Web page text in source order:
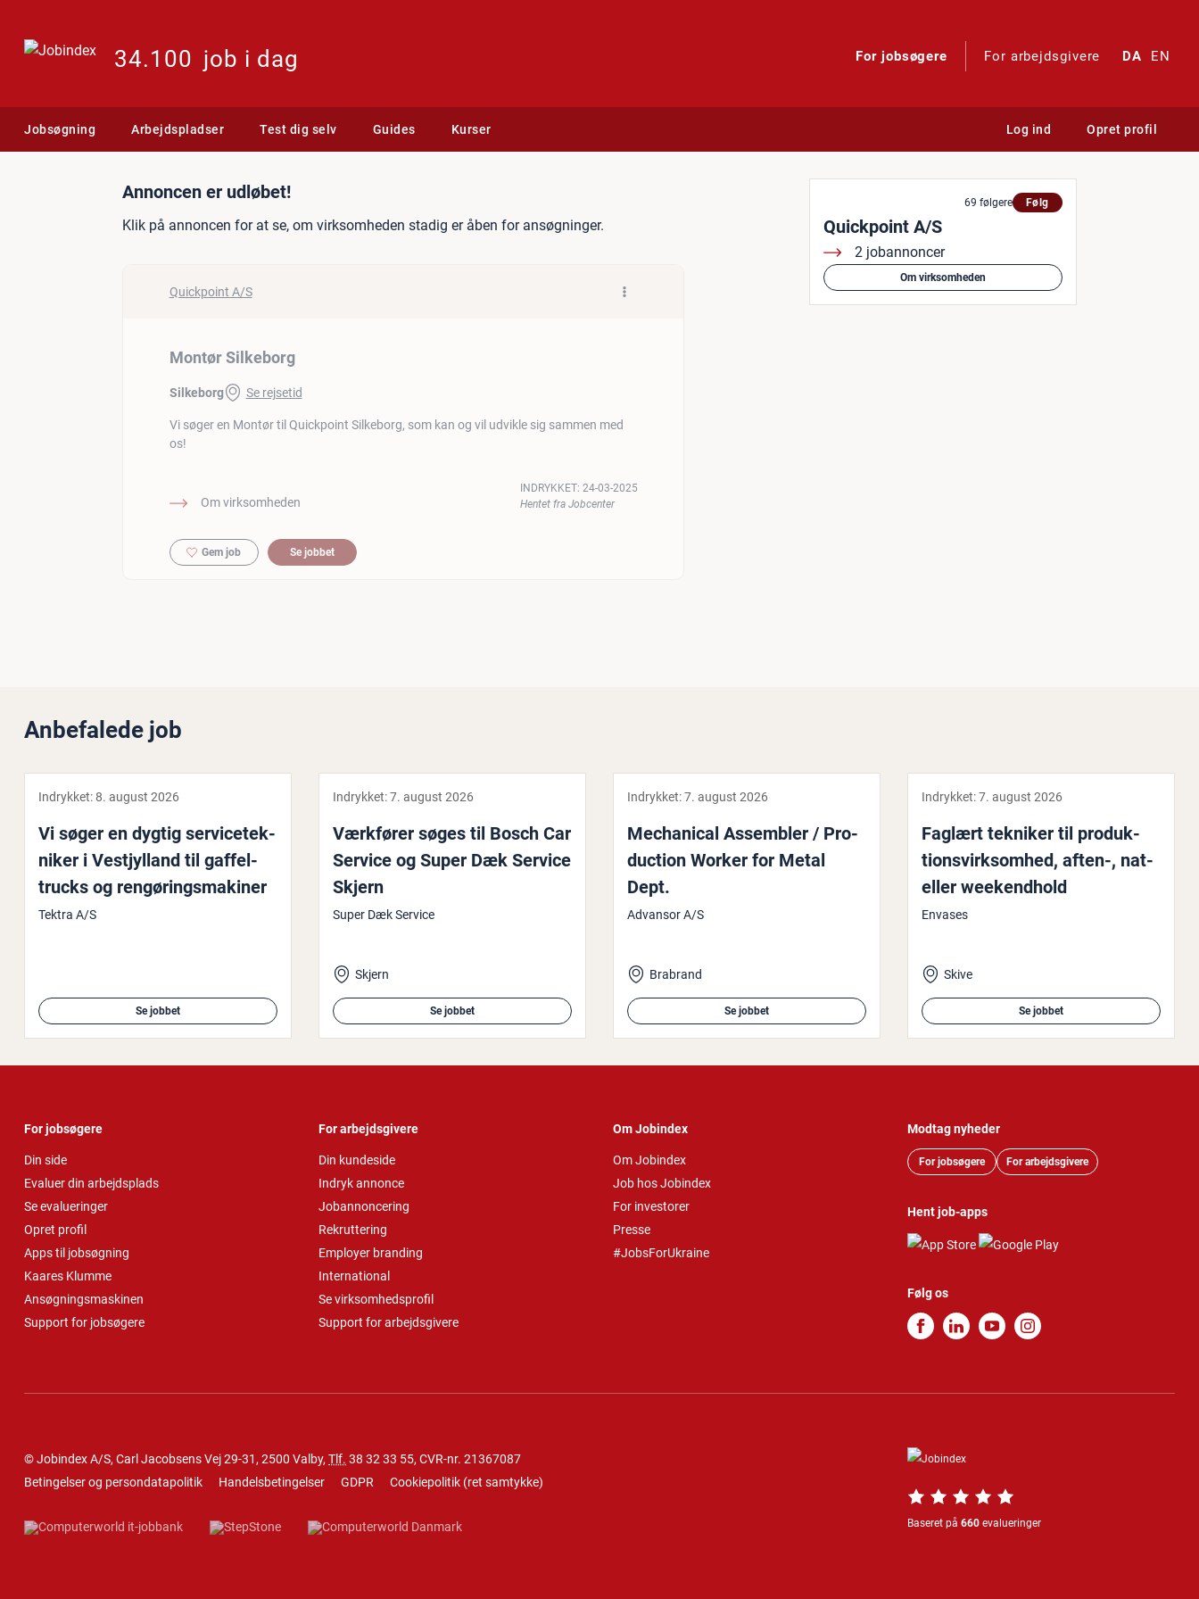
34.100 job i dag For jobsøgere For arbejdsgivere DA EN
Jobsøgning Arbejdspladser Test dig selv Guides Kurser Log ind Opret profil
Jobannonce: Montør Silkeborg
Annoncen er udløbet!
Klik på annoncen for at se, om virksomheden stadig er åben for ansøgninger.
Quickpoint A/S
Montør Silkeborg
Silkeborg Se rejsetid
Vi søger en Montør til Quickpoint Silkeborg, som kan og vil udvikle sig sammen med
os!
Om virksomheden
INDRYKKET: 24-03-2025
Hentet fra Jobcenter
Gem job Se jobbet
69 følgere Følg
Quickpoint A/S
2 jobannoncer
Om virksomheden
Anbefalede job
Indrykket:8. august 2026
Vi søger en dygtig ser­vi­ce­tek­
ni­ker i Ve­stjyl­land til gaf­fel­
trucks og ren­gø­rings­maki­ner
Tektra A/S
Se jobbet
Indrykket:7. august 2026
Værkfører søges til Bosch Car
Service og Super Dæk Service
Skjern
Super Dæk Service
Skjern
Se jobbet
Indrykket:7. august 2026
Me­cha­ni­cal Assembler / Pro­
duction Worker for Metal
Dept.
Advansor A/S
Brabrand
Se jobbet
Indrykket:7. august 2026
Faglært tekniker til pro­duk­
tions­virk­som­hed, aften-, nat-
eller we­e­kend­hold
Envases
Skive
Se jobbet
For jobsøgere
Din side
Evaluer din arbejdsplads
Se evalueringer
Opret profil
Apps til jobsøgning
Kaares Klumme
Ansøgningsmaskinen
Support for jobsøgere
For arbejdsgivere
Din kundeside
Indryk annonce
Jobannoncering
Rekruttering
Employer branding
International
Se virksomhedsprofil
Support for arbejdsgivere
Om Jobindex
Om Jobindex
Job hos Jobindex
For investorer
Presse
#JobsForUkraine
Modtag nyheder
For jobsøgere For arbejdsgivere
Hent job-apps
Følg os
© Jobindex A/S, Carl Jacobsens Vej 29-31, 2500 Valby, Tlf. 38 32 33 55, CVR-nr. 21367087
Betingelser og persondatapolitik
Handelsbetingelser GDPR Cookiepolitik (ret samtykke)
Baseret på 660 evalueringer